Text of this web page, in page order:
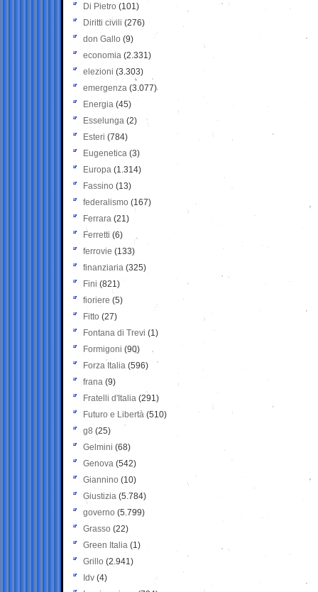
Di Pietro (101)
Diritti civili (276)
don Gallo (9)
economia (2.331)
elezioni (3.303)
emergenza (3.077)
Energia (45)
Esselunga (2)
Esteri (784)
Eugenetica (3)
Europa (1.314)
Fassino (13)
federalismo (167)
Ferrara (21)
Ferretti (6)
ferrovie (133)
finanziaria (325)
Fini (821)
fioriere (5)
Fitto (27)
Fontana di Trevi (1)
Formigoni (90)
Forza Italia (596)
frana (9)
Fratelli d'Italia (291)
Futuro e Libertà (510)
g8 (25)
Gelmini (68)
Genova (542)
Giannino (10)
Giustizia (5.784)
governo (5.799)
Grasso (22)
Green Italia (1)
Grillo (2.941)
Idv (4)